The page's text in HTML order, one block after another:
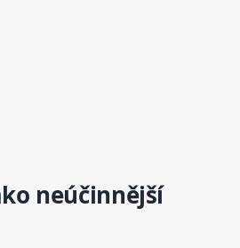
neúčinnější